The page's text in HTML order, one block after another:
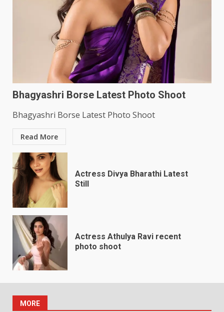
Bhagyashri Borse Latest Photo Shoot
Bhagyashri Borse Latest Photo Shoot
Read More
Actress Divya Bharathi Latest
Still
Actress Athulya Ravi recent
photo shoot
MORE